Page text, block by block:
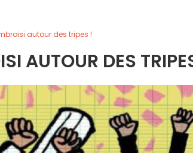
autour des tripes !
AUTOUR DES